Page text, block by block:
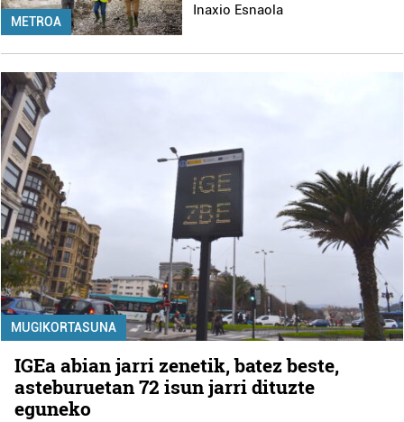
METROA
Inaxio Esnaola
MUGIKORTASUNA
IGEa abian jarri zenetik, batez beste,
asteburuetan 72 isun jarri dituzte
eguneko